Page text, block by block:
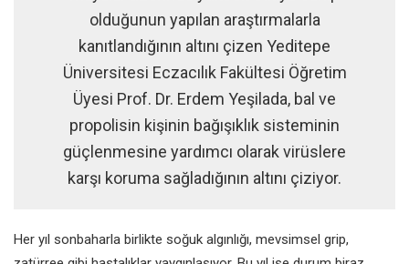
olduğunun yapılan araştırmalarla
kanıtlandığının altını çizen Yeditepe
Üniversitesi Eczacılık Fakültesi Öğretim
Üyesi Prof. Dr. Erdem Yeşilada, bal ve
propolisin kişinin bağışıklık sisteminin
güçlenmesine yardımcı olarak virüslere
karşı koruma sağladığının altını çiziyor.
Her yıl sonbaharla birlikte soğuk algınlığı, mevsimsel grip,